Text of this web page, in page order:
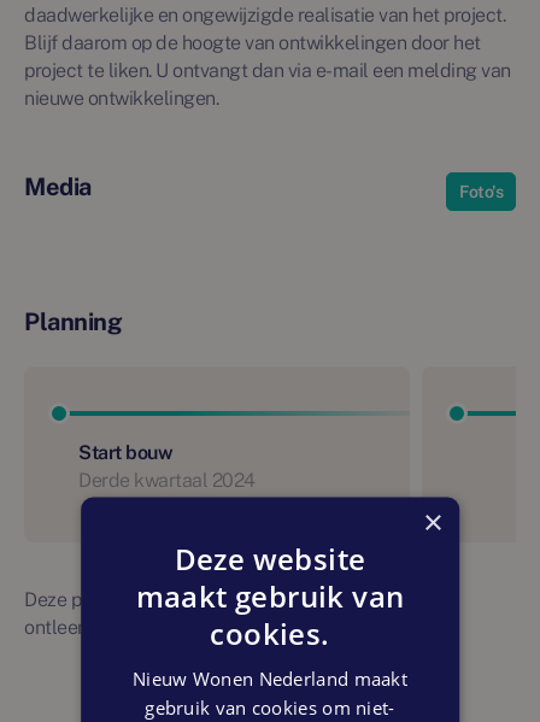
daadwerkelijke en ongewijzigde realisatie van het project.
Blijf daarom op de hoogte van ontwikkelingen door het
project te liken. U ontvangt dan via e-mail een melding van
nieuwe ontwikkelingen.
Media Foto's
Planning
Start bouw
Derde kwartaal 2024
Deze planning is indicatief. Er kunnen geen rechten
ontleend worden aan bovenstaande planning
×
Deze website
maakt gebruik van
cookies.
Nieuw Wonen Nederland maakt
gebruik van cookies om niet-